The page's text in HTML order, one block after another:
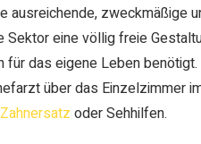
ausreichende, zweckmäßige
eine völlig freie
für das eigene Leben
über das Einzelzimmer
oder Sehhilfen.